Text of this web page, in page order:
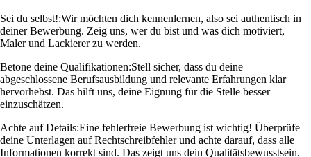
Sei du selbst!:Wir möchten dich kennenlernen, also sei authentisch in
deiner Bewerbung. Zeig uns, wer du bist und was dich motiviert,
Maler und Lackierer zu werden.
Betone deine Qualifikationen:Stell sicher, dass du deine
abgeschlossene Berufsausbildung und relevante Erfahrungen klar
hervorhebst. Das hilft uns, deine Eignung für die Stelle besser
einzuschätzen.
Achte auf Details:Eine fehlerfreie Bewerbung ist wichtig! Überprüfe
deine Unterlagen auf Rechtschreibfehler und achte darauf, dass alle
Informationen korrekt sind. Das zeigt uns dein Qualitätsbewusstsein.